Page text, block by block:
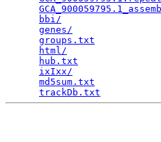
bbi/
genes/
groups.txt
html/
hub.txt
ixIxx/
md5sum.txt
trackDb.txt